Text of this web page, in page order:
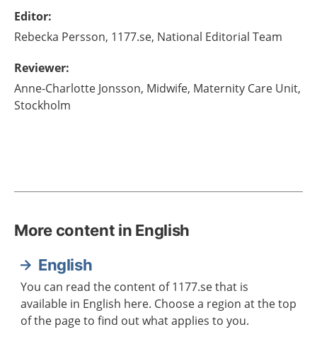
Editor:
Rebecka Persson, 1177.se, National Editorial Team
Reviewer:
Anne-Charlotte Jonsson, Midwife, Maternity Care Unit,
Stockholm
More content in English
English
You can read the content of 1177.se that is
available in English here. Choose a region at the top
of the page to find out what applies to you.